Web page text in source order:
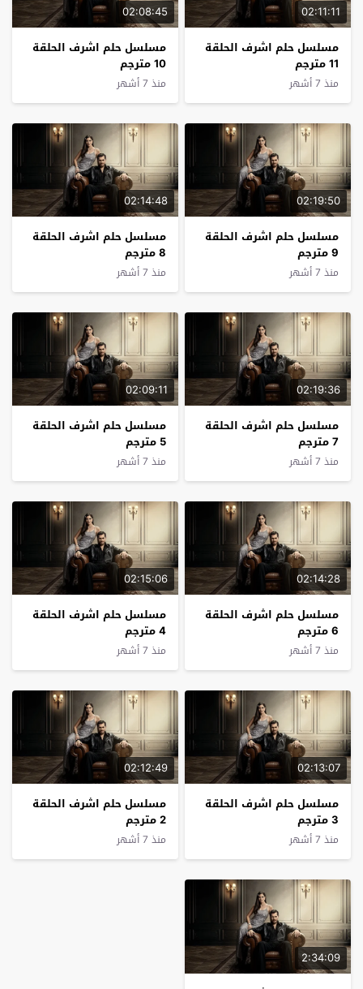
02:11:11
مسلسل حلم اشرف الحلقة
11 مترجم
منذ 7 أشهر
02:08:45
مسلسل حلم اشرف الحلقة
10 مترجم
منذ 7 أشهر
02:19:50
مسلسل حلم اشرف الحلقة
9 مترجم
منذ 7 أشهر
02:14:48
مسلسل حلم اشرف الحلقة
8 مترجم
منذ 7 أشهر
02:19:36
مسلسل حلم اشرف الحلقة
7 مترجم
منذ 7 أشهر
02:09:11
مسلسل حلم اشرف الحلقة
5 مترجم
منذ 7 أشهر
02:14:28
مسلسل حلم اشرف الحلقة
6 مترجم
منذ 7 أشهر
02:15:06
مسلسل حلم اشرف الحلقة
4 مترجم
منذ 7 أشهر
02:13:07
مسلسل حلم اشرف الحلقة
3 مترجم
منذ 7 أشهر
02:12:49
مسلسل حلم اشرف الحلقة
2 مترجم
منذ 7 أشهر
2:34:09